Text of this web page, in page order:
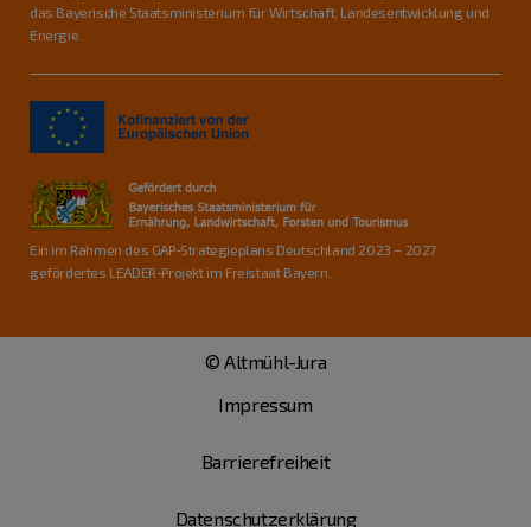
das Bayerische Staatsministerium für Wirtschaft, Landesentwicklung und
Energie.
Ein im Rahmen des GAP-Strategieplans Deutschland 2023 – 2027
gefördertes LEADER-Projekt im Freistaat Bayern.
© Altmühl-Jura
Impressum
Barrierefreiheit
Datenschutzerklärung